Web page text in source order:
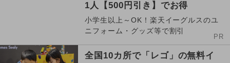
1人【500円引き】でお得
小学生以上～OK！楽天イーグルスのユ
ニフォーム・グッズ等で割引
PR
全国10カ所で「レゴ」の無料イ